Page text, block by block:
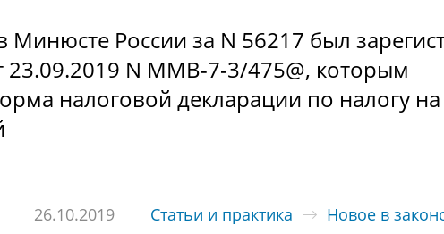
Минюсте России за N 56217 был
23.09.2019 N ММВ-7-3/475@, которым
налоговой декларации по налогу на
26.10.2019 Статьи и практика Новое в